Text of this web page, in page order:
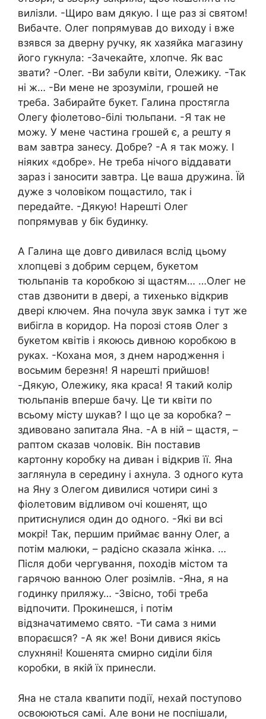
вилізли. -Щиро вам дякую. І ще раз зі святом!
Вибачте. Олег попрямував до виходу і вже
взявся за дверну ручку, як хазяйка магазину
його гукнула: -Зачекайте, хлопче. Як вас
звати? -Олег. -Ви забули квіти, Олежику. -Так
ні ж… -Ви мене не зрозуміли, грошей не
треба. Забирайте букет. Галина простягла
Олегу фіолетово-білі тюльпани. -Я так не
можу. У мене частина грошей є, а решту я
вам завтра занесу. Добре? -А я так можу. І
ніяких «добре». Не треба нічого віддавати
зараз і заносити завтра. Це ваша дружина. Їй
дуже з чоловіком пощастило, так і
передайте. -Дякую! Нарешті Олег
попрямував у бік будинку.
А Галина ще довго дивилася вслід цьому
хлопцеві з добрим серцем, букетом
тюльпанів та коробкою зі щастям… …Олег не
став дзвонити в двері, а тихенько відкрив
двері ключем. Яна почула звук замка і тут же
вибігла в коридор. На порозі стояв Олег з
букетом квітів і якоюсь дивною коробкою в
руках. -Кохана моя, з днем ​​народження і
восьмим березня! Я нарешті прийшов!
-Дякую, Олежику, яка краса! Я такий колір
тюльпанів вперше бачу. Це ти квіти по
всьому місту шукав? І що це за коробка? –
здивовано запитала Яна. -А в ній – щастя, –
раптом сказав чоловік. Він поставив
картонну коробку на диван і відкрив її. Яна
заглянула в середину і ахнула. З одного кута
на Яну з Олегом дивилися чотири сині з
фіолетовим відливом очі кошенят, що
притиснулися один до одного. -Які ви всі
мокрі! Так, першим приймає ванну Олег, а
потім малюки, – радісно сказала жінка. …
Після доби чергування, походів містом та
гарячою ванною Олег розімлів. -Яна, я на
годинку приляжу… -Звісно, ​​тобі треба
відпочити. Прокинешся, і потім
відзначатимемо свято. -Ти сама з ними
впораєшся? -А як же! Вони дивися якісь
слухняні! Кошенята смирно сиділи біля
коробки, в якій їх принесли.
Яна не стала квапити події, нехай поступово
освоюються самі. Але вони не поспішали,